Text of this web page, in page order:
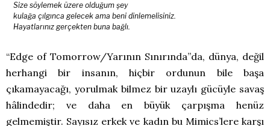
Size söylemek üzere olduğum şey
kulağa çılgınca gelecek ama beni dinlemelisiniz.
Hayatlarınız gerçekten buna bağlı.
“Edge of Tomorrow/Yarının Sınırında”da, dünya, değil
herhangi bir insanın, hiçbir ordunun bile başa
çıkamayacağı, yorulmak bilmez bir uzaylı gücüyle savaş
hâlindedir; ve daha en büyük çarpışma henüz
gelmemiştir. Sayısız erkek ve kadın bu Mimics’lere karşı